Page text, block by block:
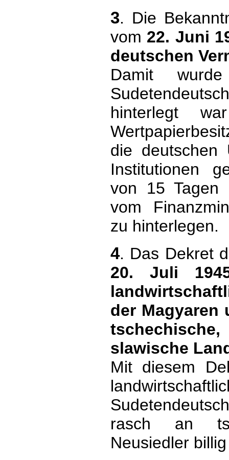
3. Die
vom 22. Juni
deutschen
Damit
hinterlegt
die deutschen
Institutionen
von 15 Tagen
vom
zu hinterlegen.
4. Das Dekret
20. Juli
der Magyaren
slawische
Mit diesem
rasch an
Neusiedler